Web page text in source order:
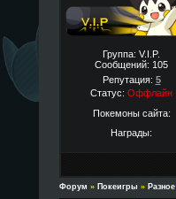
Группа: V.I.P.
Сообщений: 105
Репутация: 5
Статус: Оффлайн
Покемоны сайта:
Награды:
Форум » Покеигры » Разное